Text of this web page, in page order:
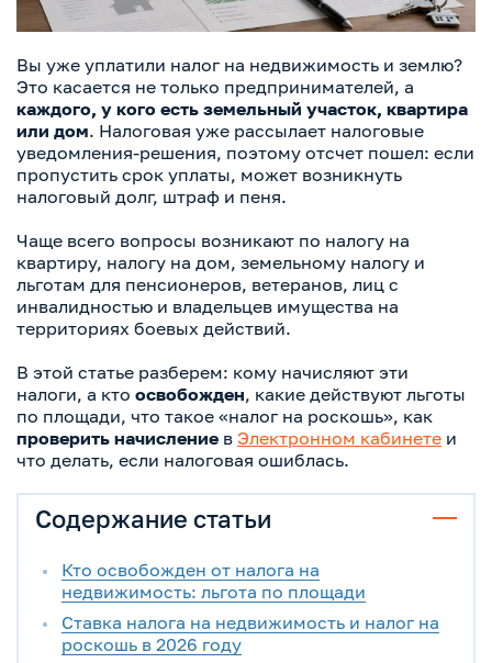
Вы уже уплатили налог на недвижимость и землю?
Это касается не только предпринимателей, а
каждого, у кого есть земельный участок, квартира
или дом. Налоговая уже рассылает налоговые
уведомления-решения, поэтому отсчет пошел: если
пропустить срок уплаты, может возникнуть
налоговый долг, штраф и пеня.
Чаще всего вопросы возникают по налогу на
квартиру, налогу на дом, земельному налогу и
льготам для пенсионеров, ветеранов, лиц с
инвалидностью и владельцев имущества на
территориях боевых действий.
В этой статье разберем: кому начисляют эти
налоги, а кто освобожден, какие действуют льготы
по площади, что такое «налог на роскошь», как
проверить начисление в Электронном кабинете и
что делать, если налоговая ошиблась.
Содержание статьи
Кто освобожден от налога на
недвижимость: льгота по площади
Ставка налога на недвижимость и налог на
роскошь в 2026 году